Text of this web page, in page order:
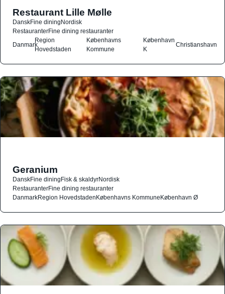
Restaurant Lille Mølle
DanskFine diningNordisk
RestauranterFine dining restauranter
Danmark
Region
Hovedstaden
Københavns
Kommune
København
K
Christianshavn
Geranium
DanskFine diningFisk & skaldyrNordisk
RestauranterFine dining restauranter
DanmarkRegion HovedstadenKøbenhavns KommuneKøbenhavn Ø